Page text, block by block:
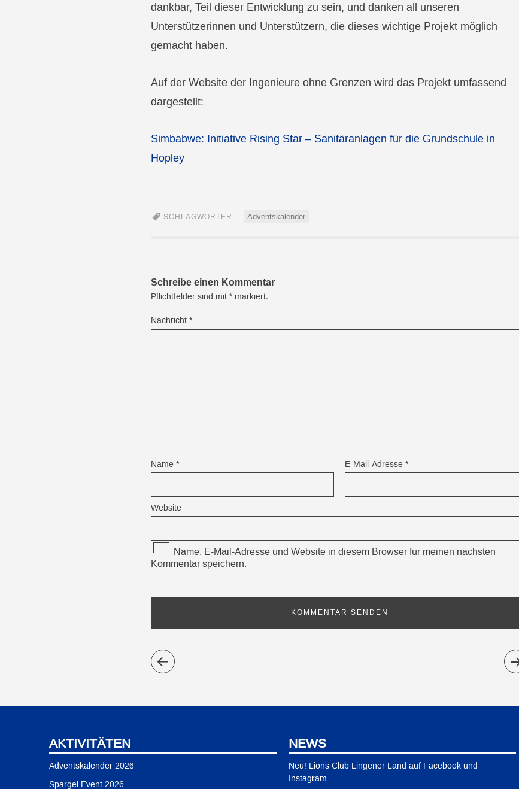
dankbar, Teil dieser Entwicklung zu sein, und danken all unseren
Unterstützerinnen und Unterstützern, die dieses wichtige Projekt möglich
gemacht haben.
Auf der Website der Ingenieure ohne Grenzen wird das Projekt umfassend
dargestellt:
Simbabwe: Initiative Rising Star – Sanitäranlagen für die Grundschule in
Hopley
SCHLAGWÖRTER Adventskalender
Schreibe einen Kommentar
Pflichtfelder sind mit * markiert.
Nachricht *
Name * E-Mail-Adresse*
Website
Name, E-Mail-Adresse und Website in diesem Browser für meinen nächsten
Kommentar speichern.
AKTIVITÄTEN
Adventskalender 2026
Spargel Event 2026
NEWS
Neu! Lions Club Lingener Land auf Facebook und
Instagram